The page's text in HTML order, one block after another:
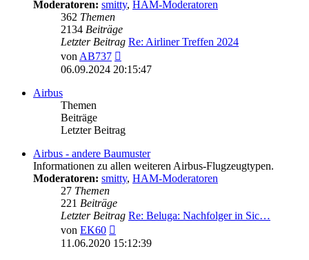
Moderatoren: smitty, HAM-Moderatoren
362 Themen
2134 Beiträge
Letzter Beitrag Re: Airliner Treffen 2024
vonAB737
Beitrag
06.09.2024 20:15:47
Airbus
Themen
Beiträge
Letzter Beitrag
Airbus - andere Baumuster
Informationen zu allen weiteren Airbus-Flugzeugtypen.
Moderatoren: smitty, HAM-Moderatoren
27 Themen
221 Beiträge
Letzter Beitrag Re: Beluga: Nachfolger in Sic…
von EK60
Beitrag
11.06.2020 15:12:39